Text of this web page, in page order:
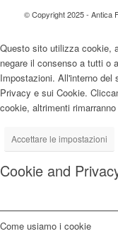
© Copyright 2025 - Antica
Questo sito utilizza cookie,
negare il consenso a tutti o
Impostazioni. All'interno del
Privacy e sui Cookie.
cookie, altrimenti
Accettare le impostazioni
Cookie and
Come usiamo i cookie